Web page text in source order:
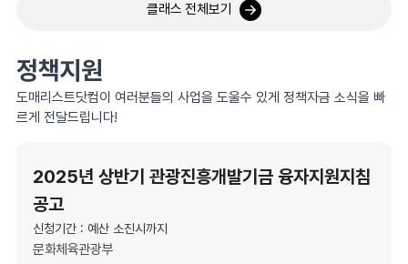
클래스 전체보기
정책지원
도매리스트닷컴이 여러분들의 사업을 도울수 있게 정책자금 소식을 빠
르게 전달드립니다!
2025년 상반기 관광진흥개발기금 융자지원지침
공고
신청기간 : 예산 소진시까지
문화체육관광부